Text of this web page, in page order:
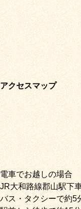
アクセスマップ
電車でお越しの場合
JR大和路線郡山駅下
バス・タクシーで約5